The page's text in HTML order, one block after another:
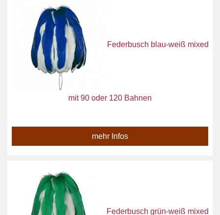
Federbusch blau-weiß mixed
mit 90 oder 120 Bahnen
mehr Infos
Federbusch grün-weiß mixed